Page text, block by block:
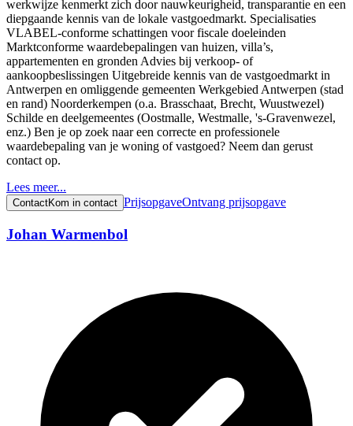
werkwijze kenmerkt zich door nauwkeurigheid, transparantie en een
diepgaande kennis van de lokale vastgoedmarkt. Specialisaties
VLABEL-conforme schattingen voor fiscale doeleinden
Marktconforme waardebepalingen van huizen, villa’s,
appartementen en gronden Advies bij verkoop- of
aankoopbeslissingen Uitgebreide kennis van de vastgoedmarkt in
Antwerpen en omliggende gemeenten Werkgebied Antwerpen (stad
en rand) Noorderkempen (o.a. Brasschaat, Brecht, Wuustwezel)
Schilde en deelgemeentes (Oostmalle, Westmalle, 's-Gravenwezel,
enz.) Ben je op zoek naar een correcte en professionele
waardebepaling van je woning of vastgoed? Neem dan gerust
contact op.
Lees meer...
ContactKom in contact PrijsopgaveOntvang prijsopgave
Johan Warmenbol